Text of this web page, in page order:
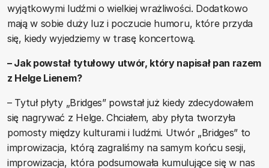
wyjątkowymi ludźmi o wielkiej wrażliwości. Dodatkowo
mają w sobie duży luz i poczucie humoru, które przyda
się, kiedy wyjedziemy w trasę koncertową.
– Jak powstał tytułowy utwór, który napisał pan razem
z Helge Lienem?
– Tytuł płyty „Bridges” powstał już kiedy zdecydowałem
się nagrywać z Helge. Chciałem, aby płyta tworzyła
pomosty między kulturami i ludźmi. Utwór „Bridges” to
improwizacja, którą zagraliśmy na samym końcu sesji,
improwizacja, która podsumowała kumulujące się w nas